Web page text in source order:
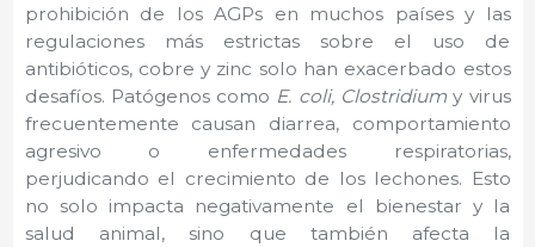
prohibición de los AGPs en muchos países y las
regulaciones más estrictas sobre el uso de
antibióticos, cobre y zinc solo han exacerbado estos
desafíos. Patógenos como E. coli, Clostridiumy virus
frecuentemente causan diarrea, comportamiento
agresivo o enfermedades respiratorias,
perjudicando el crecimiento de los lechones. Esto
no solo impacta negativamente el bienestar y la
salud animal, sino que también afecta la